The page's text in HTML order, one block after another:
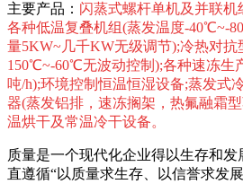
主要产品： 闪蒸式螺杆单机及并联
各种低温复叠机组(蒸发温度-40℃~-
量5KW~几千KW无级调节);冷热对抗
150℃~-60℃无波动控制);各种速冻生
吨/h);环境控制恒温恒湿设备;蒸发式
器(蒸发铝排，速冻搁架，热氟融霜
温烘干及常温冷干设备。
质量是一个现代化企业得以生存和
直遵循“以质量求生存、以信誉求发